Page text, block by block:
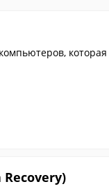
Recovery)